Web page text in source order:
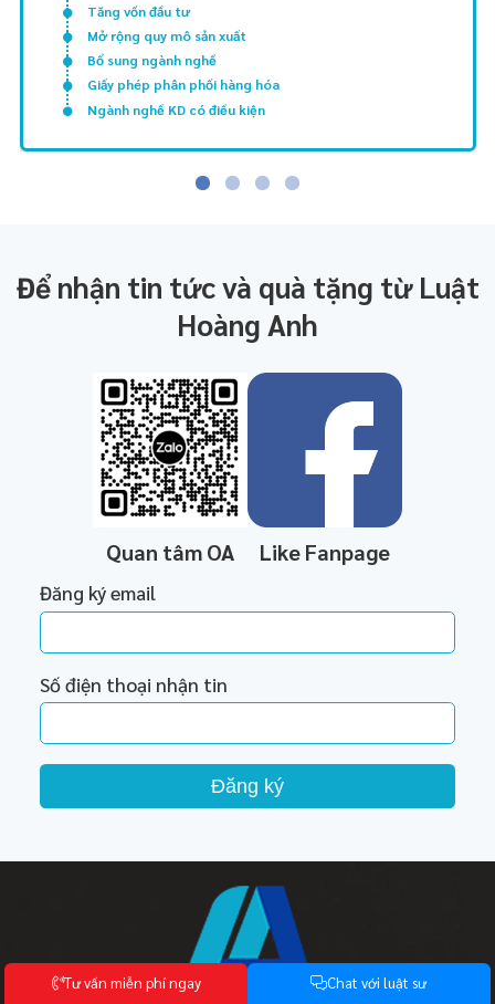
Tăng vốn đầu tư
Mở rộng quy mô sản xuất
Bổ sung ngành nghề
Giấy phép phân phối hàng hóa
Ngành nghề KD có điều kiện
Để nhận tin tức và quà tặng từ Luật
Hoàng Anh
Quan tâm OA Like Fanpage
Đăng ký email
Số điện thoại nhận tin
Đăng ký
Tưvấn miễn phíngay Chat với luật sư